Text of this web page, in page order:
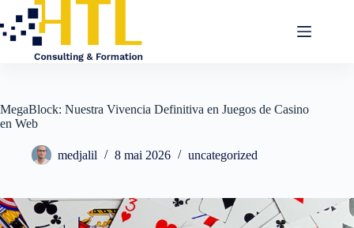
MegaBlock: Nuestra Vivencia Definitiva en Juegos de Casino
en Web
medjalil 8 mai 2026 uncategorized